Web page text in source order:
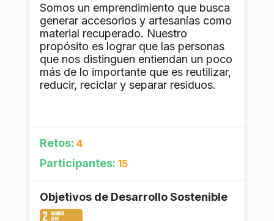
Somos un emprendimiento que busca
generar accesorios y artesanías como
material recuperado. Nuestro
propósito es lograr que las personas
que nos distinguen entiendan un poco
más de lo importante que es reutilizar,
reducir, reciclar y separar residuos.
Retos: 4
Participantes: 15
Objetivos de Desarrollo Sostenible